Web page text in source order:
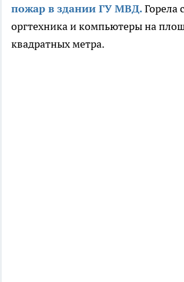
пожар в здании ГУ МВД.Горела
оргтехника и компьютеры на
квадратных метра.